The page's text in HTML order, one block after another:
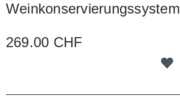
Weinkonservierungssystem
269.00 CHF